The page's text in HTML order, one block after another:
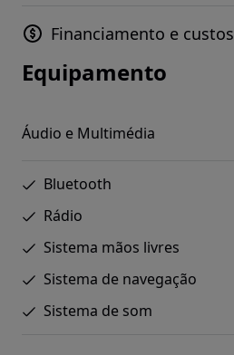
Financiamento e custos
Equipamento
Áudio e Multimédia
Bluetooth
Rádio
Sistema mãos livres
Sistema de navegação
Sistema de som